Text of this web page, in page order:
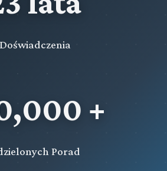
Doświadczenia
+
Porad